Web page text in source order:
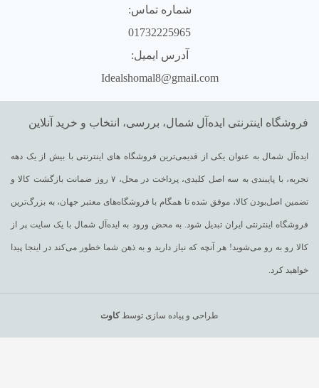
شماره تماس:
01732225965
آدرس ایمیل:
Idealshomal8@gmail.com
فروشگاه اینترنتی ایده‌آل شمال، بررسی، انتخاب و خرید آنلاین
ایده‌آل شمال به عنوان یکی از قدیمی‌ترین فروشگاه های اینترنتی با بیش از یک دهه
تجربه، با پایبندی به سه اصل کلیدی، پرداخت در محل، ۷ روز ضمانت بازگشت کالا و
تضمین اصل‌بودن کالا، موفق شده تا همگام با فروشگاه‌های معتبر جهان، به بزرگ‌ترین
فروشگاه اینترنتی ایران تبدیل شود. به محض ورود به ایده‌آل شمال با یک سایت پر از
کالا رو به رو می‌شوید! هر آنچه که نیاز دارید و به ذهن شما خطور می‌کند در اینجا پیدا
خواهید کرد.
طراحی و پیاده سازی توسطکاوت